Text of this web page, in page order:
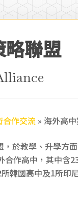
close
略聯盟
合作交流 » 海外高
，於教學、升學方
合作高中，其中含
韓國高中及1所印